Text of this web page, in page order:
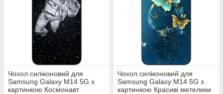
Чохол силіконовий для
Samsung Galaxy M14 5G з
картинкою Космонавт
Чохол силіконовий для
Samsung Galaxy M14 5G з
картинкою Красиві метелики